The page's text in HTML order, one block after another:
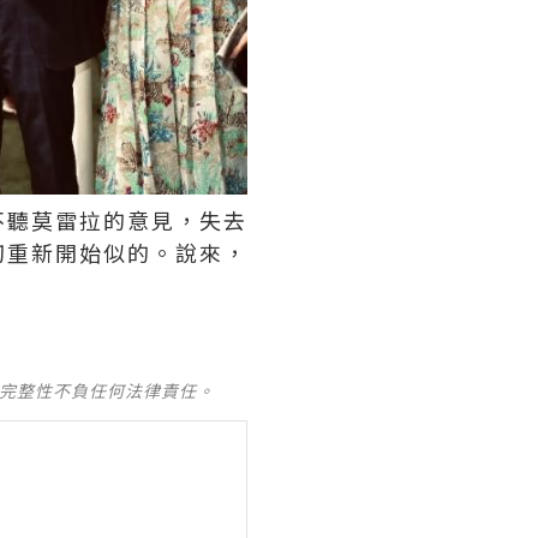
莫雷拉的意見，失去
新開始似的。說來，
整性不負任何法律責任。